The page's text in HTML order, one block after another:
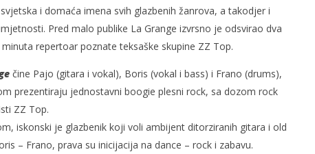
Radio Hercegovina - radio za sve
prosinca
Rafaela
i domaća imena svih glazbenih žanrova, a takodjer i
Pred malo publike La Grange izvrsno je odsvirao dva
repertoar poznate teksaške skupine ZZ Top.
čine Pajo (gitara i vokal), Boris (vokal i bass) i Frano (drums),
prezentiraju jednostavni boogie plesni rock, sa dozom rock
ZZ Top.
iskonski je glazbenik koji voli ambijent ditorziranih gitara i old
– Frano, prava su inicijacija na dance – rock i zabavu.